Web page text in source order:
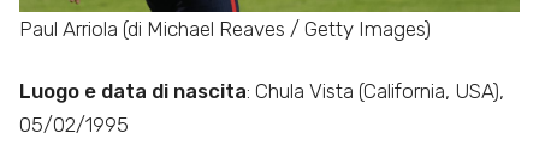
Paul Arriola (di Michael Reaves / Getty Images)
Luogo e data di nascita: Chula Vista (California, USA),
05/02/1995